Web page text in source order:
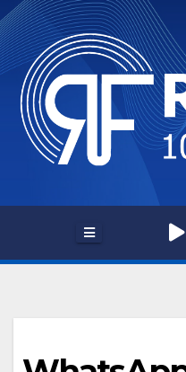
Skip
to
content